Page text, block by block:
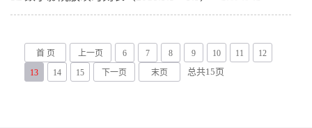
首 页 上一页 6 7 8 9 10 11
12
13
14 15 下一页 末页 总共15页